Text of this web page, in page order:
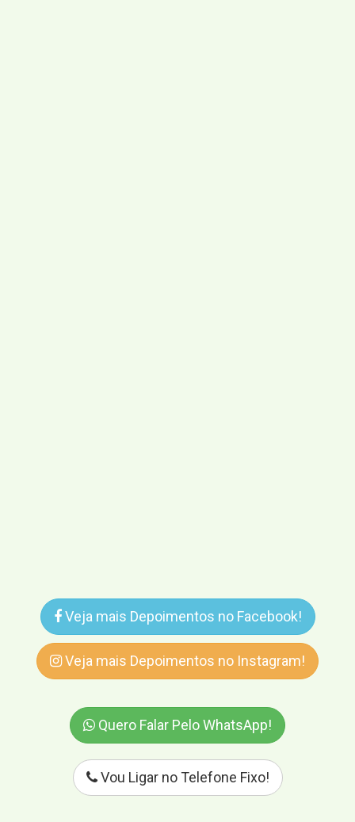
Veja mais Depoimentos no Facebook!
Veja mais Depoimentos no Instagram!
Quero Falar Pelo WhatsApp!
Vou Ligar no Telefone Fixo!